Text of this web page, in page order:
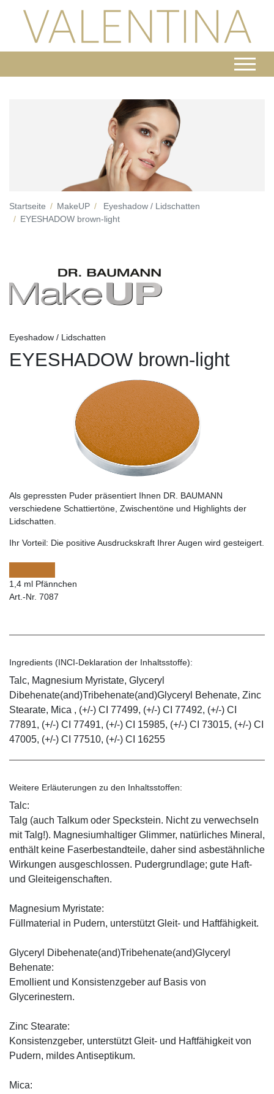
Startseite MakeUP
Eyeshadow / Lidschatten
EYESHADOW brown-light
Eyeshadow / Lidschatten
EYESHADOW brown-light
Als gepressten Puder präsentiert Ihnen DR. BAUMANN
verschiedene Schattiertöne, Zwischentöne und Highlights der
Lidschatten.
Ihr Vorteil: Die positive Ausdruckskraft Ihrer Augen wird gesteigert.
1,4 ml Pfännchen
Art.-Nr. 7087
Ingredients (INCI-Deklaration der Inhaltsstoffe):
Talc, Magnesium Myristate, Glyceryl
Dibehenate(and)Tribehenate(and)Glyceryl Behenate, Zinc
Stearate, Mica , (+/-) CI 77499, (+/-) CI 77492, (+/-) CI
77891, (+/-) CI 77491, (+/-) CI 15985, (+/-) CI 73015, (+/-) CI
47005, (+/-) CI 77510, (+/-) CI 16255
Weitere Erläuterungen zu den Inhaltsstoffen:
Talc:
Talg (auch Talkum oder Speckstein. Nicht zu verwechseln
mit Talg!). Magnesiumhaltiger Glimmer, natürliches Mineral,
enthält keine Faserbestandteile, daher sind asbestähnliche
Wirkungen ausgeschlossen. Pudergrundlage; gute Haft-
und Gleiteigenschaften.
Magnesium Myristate:
Füllmaterial in Pudern, unterstützt Gleit- und Haftfähigkeit.
Glyceryl Dibehenate(and)Tribehenate(and)Glyceryl
Behenate:
Emollient und Konsistenzgeber auf Basis von
Glycerinestern.
Zinc Stearate:
Konsistenzgeber, unterstützt Gleit- und Haftfähigkeit von
Pudern, mildes Antiseptikum.
Mica: